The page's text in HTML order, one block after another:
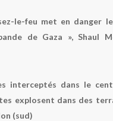
le-feu met en danger
de Gaza », Shaul
interceptés dans le
explosent dans des
(sud)